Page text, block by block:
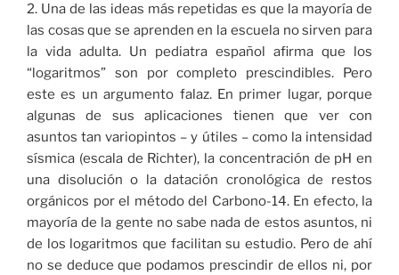
2. Una de las ideas más repetidas es que la mayoría de
las cosas que se aprenden en la escuela no sirven para
la vida adulta. Un pediatra español afirma que los
“logaritmos” son por completo prescindibles. Pero
este es un argumento falaz. En primer lugar, porque
algunas de sus aplicaciones tienen que ver con
asuntos tan variopintos – y útiles – como la intensidad
sísmica (escala de Richter), la concentración de pH en
una disolución o la datación cronológica de restos
orgánicos por el método del Carbono-14. En efecto, la
mayoría de la gente no sabe nada de estos asuntos, ni
de los logaritmos que facilitan su estudio. Pero de ahí
no se deduce que podamos prescindir de ellos ni, por